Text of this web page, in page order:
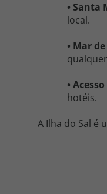
• Santa
local.
• Mar
•
hotéis.
A Ilha do Sal é